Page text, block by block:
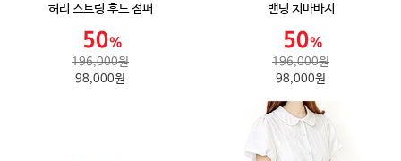
허리 스트링 후드 점퍼
196,000원
98,000원
밴딩 치마바지
196,000원
98,000원